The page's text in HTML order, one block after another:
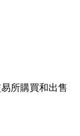
所購買和出售